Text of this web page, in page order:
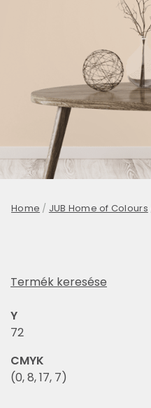
Home / JUB Home of Colours
Termék keresése
Y
72
CMYK
(0, 8, 17, 7)